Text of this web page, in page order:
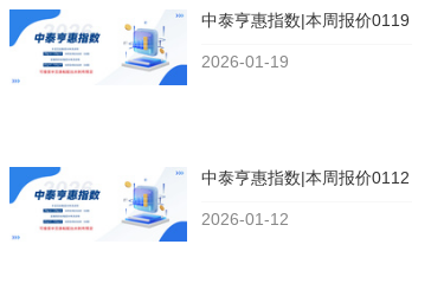
中泰亨惠指数|本周报价0119
2026-01-19
中泰亨惠指数|本周报价0112
2026-01-12